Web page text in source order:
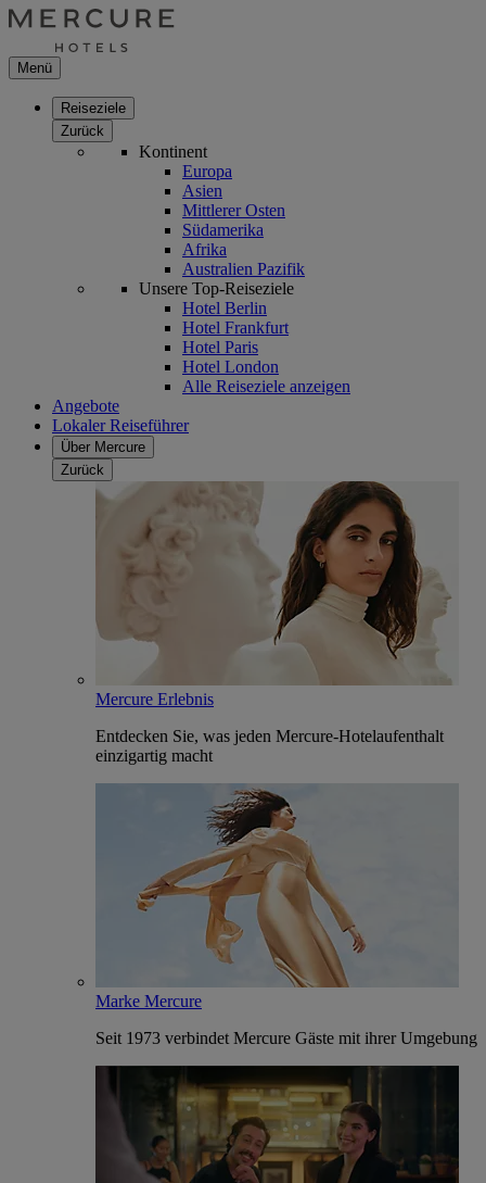
Menü
Reiseziele
Zurück
Kontinent
Europa
Asien
Mittlerer Osten
Südamerika
Afrika
Australien Pazifik
Unsere Top-Reiseziele
Hotel Berlin
Hotel Frankfurt
Hotel Paris
Hotel London
Alle Reiseziele anzeigen
Angebote
Lokaler Reiseführer
Über Mercure
Zurück
Mercure Erlebnis
Entdecken Sie, was jeden Mercure-Hotelaufenthalt
einzigartig macht
Marke Mercure
Seit 1973 verbindet Mercure Gäste mit ihrer Umgebung